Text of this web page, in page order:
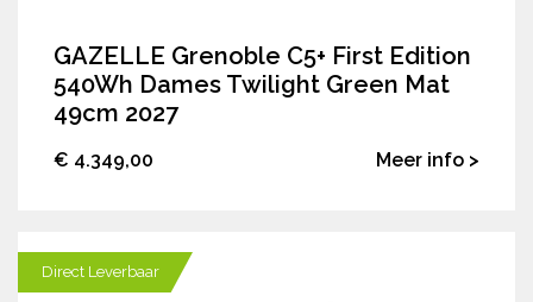
GAZELLE Grenoble C5+ First Edition
540Wh Dames Twilight Green Mat
49cm 2027
€ 4.349,00 Meer info >
Direct Leverbaar